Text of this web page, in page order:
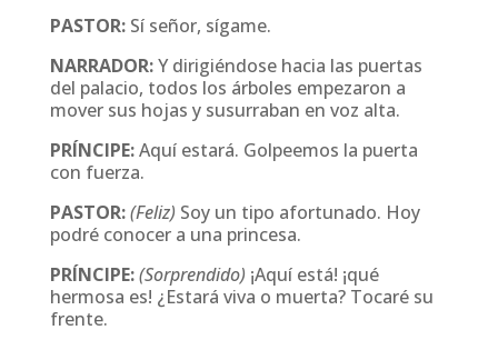
PASTOR:Sí señor, sígame.
NARRADOR:Y dirigiéndose hacia las puertas
del palacio, todos los árboles empezaron a
mover sus hojas y susurraban en voz alta.
PRÍNCIPE:Aquí estará. Golpeemos la puerta
con fuerza.
PASTOR:(Feliz) Soy un tipo afortunado. Hoy
podré conocer a una princesa.
PRÍNCIPE:(Sorprendido) ¡Aquí está! ¡qué
hermosa es! ¿Estará viva o muerta? Tocaré su
frente.